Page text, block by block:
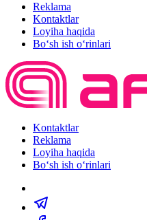
Reklama
Kontaktlar
Loyiha haqida
Bo‘sh ish o‘rinlari
Kontaktlar
Reklama
Loyiha haqida
Bo‘sh ish o‘rinlari